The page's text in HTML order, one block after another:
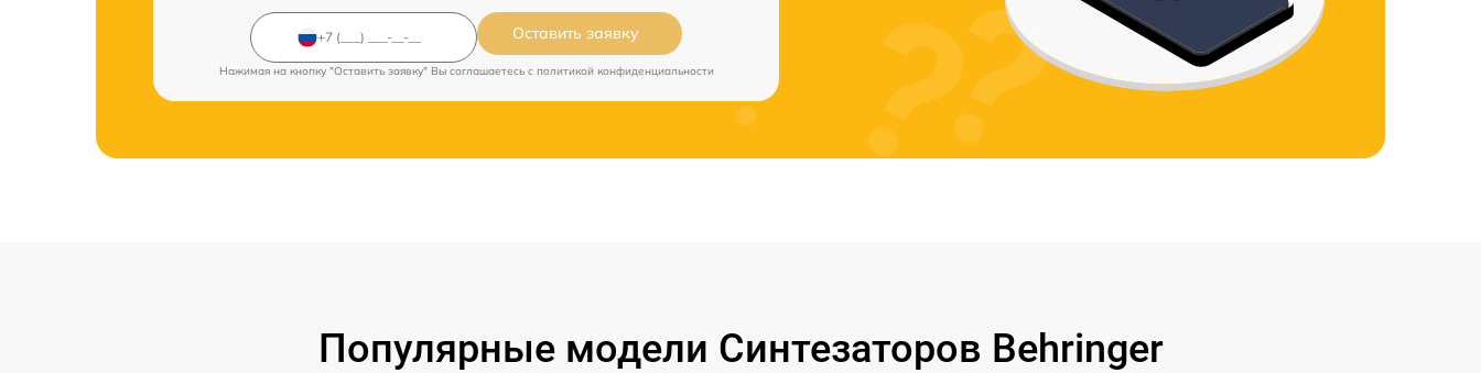
Оставить заявку
Нажимая на кнопку "Оставить заявку" Вы соглашаетесь c политикой конфиденциальности
Популярные модели Синтезаторов Behringer